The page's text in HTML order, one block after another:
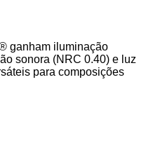
ganham iluminação
sonora (NRC 0.40) e luz
para composições